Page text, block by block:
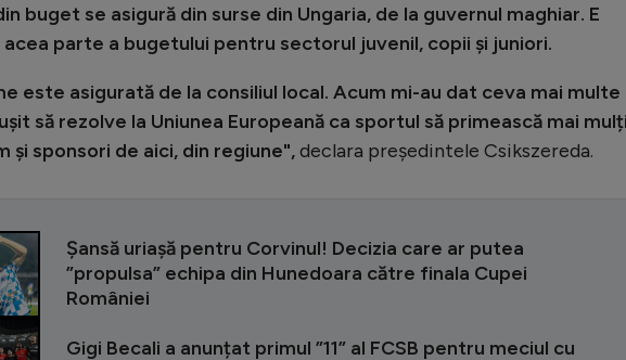
buget se asigură din surse din Ungaria, de la guvernul maghiar. E
parte a bugetului pentru sectorul juvenil, copii și juniori.
este asigurată de la consiliul local. Acum mi-au dat ceva mai multe
să rezolve la Uniunea Europeană ca sportul să primească mai
și sponsori de aici, din regiune",declara președintele Csikszereda.
Șansă uriașă pentru Corvinul! Decizia care ar putea
”propulsa” echipa din Hunedoara către finala Cupei
României
Gigi Becali a anunțat primul ”11” al FCSB pentru meciul cu